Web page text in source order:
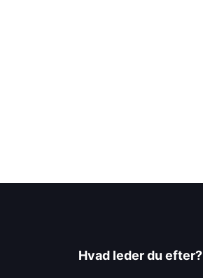
Hvad leder du efter?